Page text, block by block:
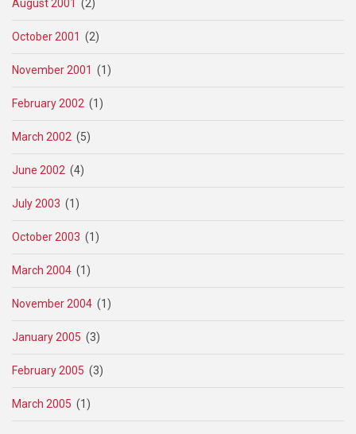
August 2001 (2)
October 2001 (2)
November 2001 (1)
February 2002 (1)
March 2002 (5)
June 2002 (4)
July 2003 (1)
October 2003 (1)
March 2004 (1)
November 2004 (1)
January 2005 (3)
February 2005 (3)
March 2005 (1)